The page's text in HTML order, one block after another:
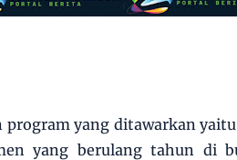
program yang ditawarkan
yang berulang tahun di